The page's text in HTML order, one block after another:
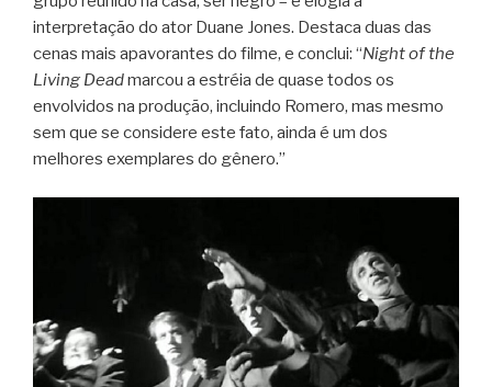
interpretação do ator Duane Jones. Destaca duas das
cenas mais apavorantes do filme, e conclui: “Night of the
Living Deadmarcou a estréia de quase todos os
envolvidos na produção, incluindo Romero, mas mesmo
sem que se considere este fato, ainda é um dos
melhores exemplares do gênero.”